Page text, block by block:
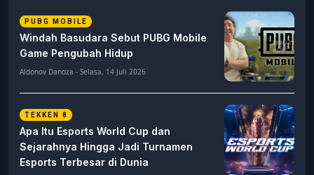
PUBG MOBILE
Windah Basudara Sebut PUBG Mobile
Game Pengubah Hidup
Aldonov Danoza - Selasa, 14 Juli 2026
TEKKEN 8
Apa Itu Esports World Cup dan
Sejarahnya Hingga Jadi Turnamen
Esports Terbesar di Dunia